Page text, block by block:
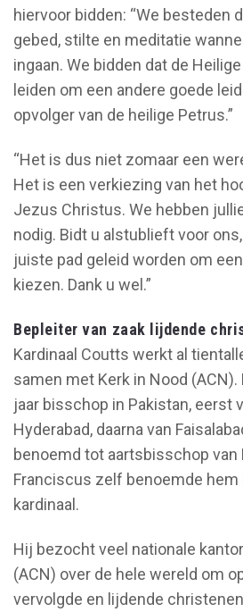
hiervoor bidden: “We besteden
gebed, stilte en meditatie
ingaan. We bidden dat de
leiden om een andere goede
opvolger van de heilige Petrus.”
“Het is dus niet zomaar een
Het is een verkiezing van het
Jezus Christus. We hebben
nodig. Bidt u alstublieft voor
juiste pad geleid worden om
kiezen. Dank u wel.”
Bepleiter van zaak lijdende
Kardinaal Coutts werkt al
samen met Kerk in Nood
jaar bisschop in Pakistan, eerst
Hyderabad, daarna van
benoemd tot aartsbisschop van
Franciscus zelf benoemde hem
kardinaal.
Hij bezocht veel nationale
(ACN) over de hele wereld om
vervolgde en lijdende